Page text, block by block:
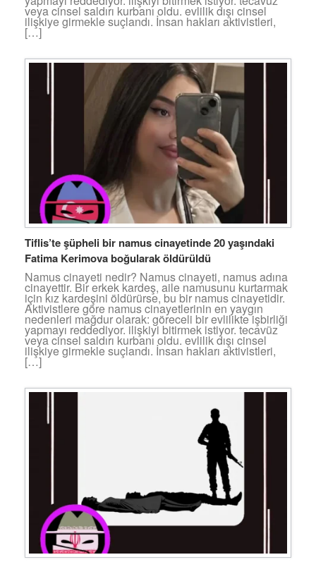
veya cinsel saldırı kurbanı oldu. evlilik dışı cinsel
ilişkiye girmekle suçlandı. İnsan hakları aktivistleri,
[…]
Tiflis’te şüpheli bir namus cinayetinde 20 yaşındaki
Fatima Kerimova boğularak öldürüldü
Namus cinayeti nedir? Namus cinayeti, namus adına
cinayettir. Bir erkek kardeş, aile namusunu kurtarmak
için kız kardeşini öldürürse, bu bir namus cinayetidir.
Aktivistlere göre namus cinayetlerinin en yaygın
nedenleri mağdur olarak: göreceli bir evlilikte işbirliği
yapmayı reddediyor. ilişkiyi bitirmek istiyor. tecavüz
veya cinsel saldırı kurbanı oldu. evlilik dışı cinsel
ilişkiye girmekle suçlandı. İnsan hakları aktivistleri,
[…]